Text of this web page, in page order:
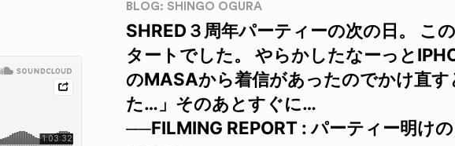
BLOG: SHINGO OGURA
SHRED３周年パーティーの次の日。 こ
タートでした。 やらかしたなーっと
のMASAから着信があったのでかけ直
た…」そのあとすぐに…
──FILMING REPORT : パーティー明け